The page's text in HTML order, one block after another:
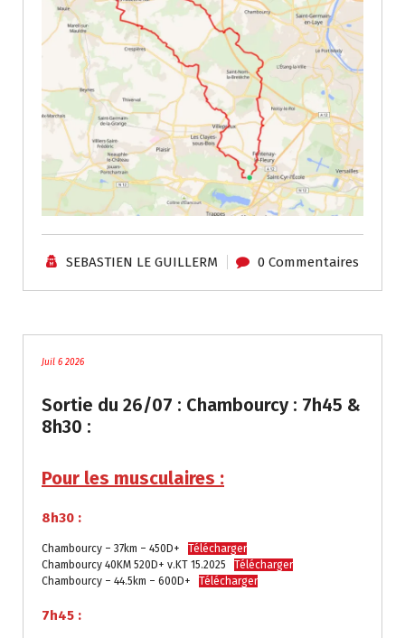
SEBASTIEN LE GUILLERM 0 Commentaires
Juil 6 2026
Sortie du 26/07 : Chambourcy : 7h45 &
8h30 :
Pour les musculaires :
8h30 :
Chambourcy – 37km – 450D+
Télécharger
Chambourcy 40KM 520D+ v.KT 15.2025
Télécharger
Chambourcy – 44.5km – 600D+
Télécharger
7h45 :